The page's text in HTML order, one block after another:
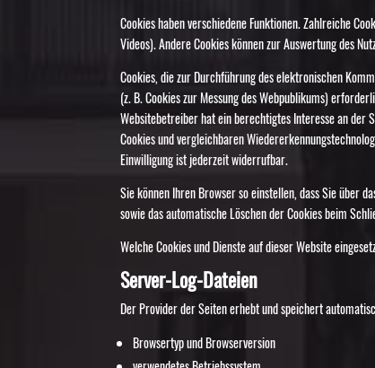
Cookies haben verschiedene Funktionen. Zahlreiche
Videos). Andere Cookies können zur Auswertung des
Cookies, die zur Durchführung des elektronischen
(z. B. Cookies zur Messung des Webpublikums)
Websitebetreiber hat ein berechtigtes Interesse an der
Cookies und vergleichbaren
Einwilligung ist jederzeit widerrufbar.
Sie können Ihren Browser so einstellen, dass Sie über
sowie das automatische Löschen der Cookies beim
Welche Cookies und Dienste auf dieser Website
Server-Log-Dateien
Der Provider der Seiten erhebt und speichert
Browsertyp und Browserversion